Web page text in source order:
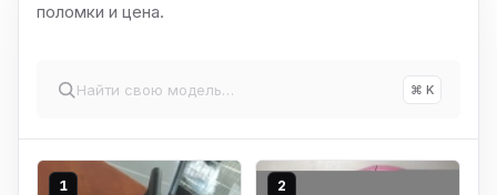
поломки и цена.
⌘ K
1 2